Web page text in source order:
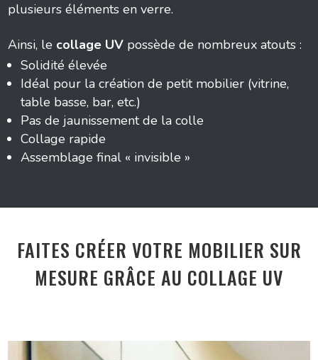
plusieurs éléments en verre.
Ainsi, le collage UV possède de nombreux atouts :
Solidité élevée
Idéal pour la création de petit mobilier (vitrine,
table basse, bar, etc.)
Pas de jaunissement de la colle
Collage rapide
Assemblage final « invisible »
FAITES CRÉER VOTRE MOBILIER SUR
MESURE GRÂCE AU COLLAGE UV